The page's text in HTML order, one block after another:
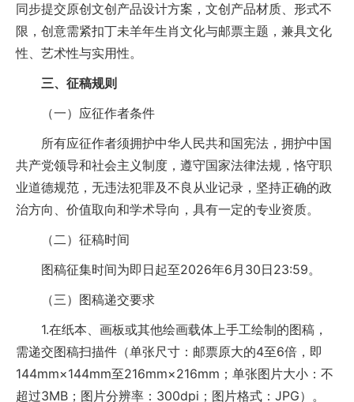
同步提交原创文创产品设计方案，文创产品材质、形式不
限，创意需紧扣丁未羊年生肖文化与邮票主题，兼具文化
性、艺术性与实用性。
三、征稿规则
（一）应征作者条件
所有应征作者须拥护中华人民共和国宪法，拥护中国
共产党领导和社会主义制度，遵守国家法律法规，恪守职
业道德规范，无违法犯罪及不良从业记录，坚持正确的政
治方向、价值取向和学术导向，具有一定的专业资质。
（二）征稿时间
图稿征集时间为即日起至2026年6月30日23:59。
（三）图稿递交要求
1.在纸本、画板或其他绘画载体上手工绘制的图稿，
需递交图稿扫描件（单张尺寸：邮票原大的4至6倍，即
144mm×144mm至216mm×216mm；单张图片大小：不
超过3MB；图片分辨率：300dpi；图片格式：JPG）。